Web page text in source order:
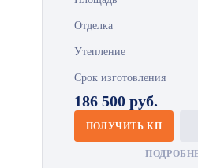
Отделка
Утепление
Срок изготовления
186 500 руб.
ПОЛУЧИТЬ КП